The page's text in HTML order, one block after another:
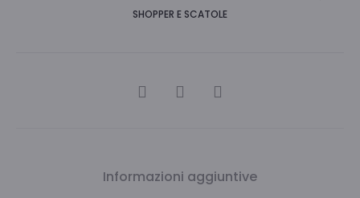
SHOPPER E SCATOLE
CONDIVIDI
Informazioni aggiuntive